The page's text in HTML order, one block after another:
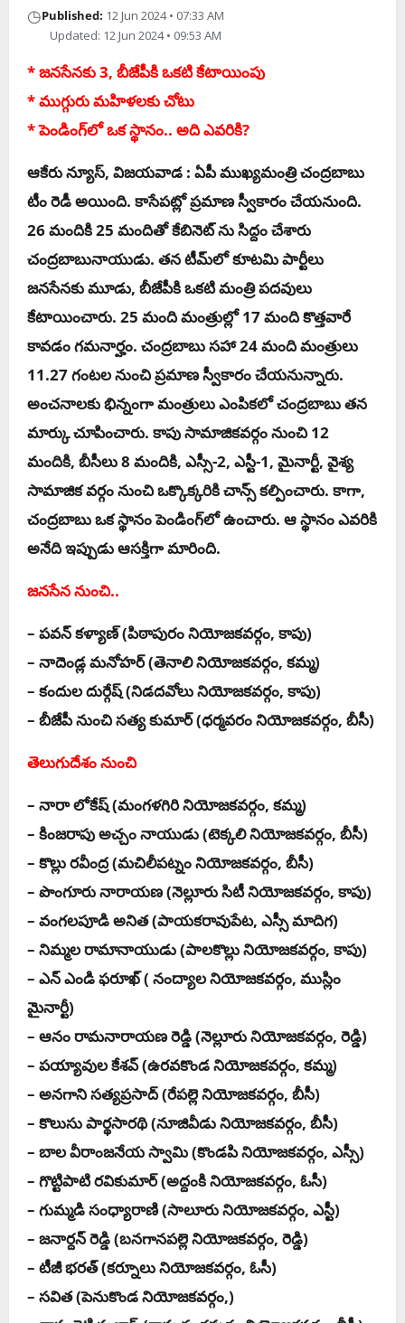
◷Published: 12 Jun 2024 • 07:33 AM
Updated: 12 Jun 2024 • 09:53 AM
* జ‌న‌సేన‌కు 3, బీజేపీకి ఒక‌టి కేటాయింపు
* ముగ్గురు మ‌హిళ‌ల‌కు చోటు
* పెండింగ్‌లో ఒక స్థానం.. అది ఎవ‌రికి?
ఆకేరు న్యూస్‌, విజ‌య‌వాడ : ఏపీ ముఖ్య‌మంత్రి చంద్ర‌బాబు
టీం రెడీ అయింది. కాసేప‌ట్లో ప్ర‌మాణ స్వీకారం చేయ‌నుంది.
26 మందికి 25 మందితో కేబినెట్ ను సిద్దం చేశారు
చంద్ర‌బాబునాయుడు. త‌న టీమ్‌లో కూట‌మి పార్టీలు
జ‌న‌సేన‌కు మూడు, బీజేపీకి ఒకటి మంత్రి ప‌ద‌వులు
కేటాయించారు. 25 మంది మంత్రుల్లో 17 మంది కొత్త‌వారే
కావ‌డం గ‌మ‌నార్హం. చంద్ర‌బాబు స‌హా 24 మంది మంత్రులు
11.27 గంట‌ల నుంచి ప్ర‌మాణ స్వీకారం చేయ‌నున్నారు.
అంచనాలకు భిన్నంగా మంత్రులు ఎంపికలో చంద్రబాబు తన
మార్కు చూపించారు. కాపు సామాజిక‌వ‌ర్గం నుంచి 12
మందికి, బీసీలు 8 మందికి, ఎస్సీ-2, ఎస్టీ-1, మైనార్టీ, వైశ్య
సామాజిక వ‌ర్గం నుంచి ఒక్కొక్క‌రికి చాన్స్ క‌ల్పించారు. కాగా,
చంద్ర‌బాబు ఒక స్థానం పెండింగ్‌లో ఉంచారు. ఆ స్థానం ఎవ‌రికి
అనేది ఇప్పుడు ఆస‌క్తిగా మారింది.
జనసేన నుంచి..
– పవన్ కళ్యాణ్ (పిఠాపురం నియోజ‌క‌వ‌ర్గం, కాపు)
– నాదెండ్ల మనోహర్ (తెనాలి నియోజ‌క‌వ‌ర్గం, క‌మ్మ‌)
– కందుల దుర్గేష్ (నిడ‌ద‌వోలు నియోజ‌క‌వ‌ర్గం, కాపు)
– బీజేపీ నుంచి సత్య కుమార్ (ధ‌ర్మ‌వ‌రం నియోజ‌క‌వ‌ర్గం, బీసీ)
తెలుగుదేశం నుంచి
– నారా లోకేష్ (మంగ‌ళ‌గిరి నియోజ‌క‌వ‌ర్గం, క‌మ్మ‌)
– కింజ‌రాపు అచ్చం నాయుడు (టెక్క‌లి నియోజ‌క‌వ‌ర్గం, బీసీ)
– కొల్లు రవీంద్ర (మ‌చిలీప‌ట్నం నియోజ‌క‌వ‌ర్గం, బీసీ)
– పొంగూరు నారాయణ (నెల్లూరు సిటీ నియోజ‌క‌వ‌ర్గం, కాపు)
– వంగలపూడి అనిత (పాయ‌క‌రావుపేట‌, ఎస్సీ మాదిగ‌)
– నిమ్మ‌ల రామానాయుడు (పాల‌కొల్లు నియోజ‌క‌వ‌ర్గం, కాపు)
– ఎన్ ఎండి ఫ‌రూఖ్ ( నంద్యాల నియోజ‌క‌వ‌ర్గం, ముస్లిం
మైనార్టీ)
– ఆనం రామనారాయణ రెడ్డి (నెల్లూరు నియోజ‌క‌వ‌ర్గం, రెడ్డి)
– పయ్యావుల కేశవ్ (ఉర‌వ‌కొండ నియోజ‌క‌వ‌ర్గం, క‌మ్మ‌)
– అనగాని సత్యప్రసాద్ (రేప‌ల్లె నియోజ‌క‌వ‌ర్గం, బీసీ)
– కొలుసు పార్థసారథి (నూజివీడు నియోజ‌క‌వ‌ర్గం, బీసీ)
– బాల వీరాంజనేయ స్వామి (కొండ‌పి నియోజ‌క‌వ‌ర్గం, ఎస్సీ)
– గొట్టిపాటి రవికుమార్ (అద్దంకి నియోజ‌క‌వ‌ర్గం, ఓసీ)
– గుమ్మడి సంధ్యారాణి (సాలూరు నియోజ‌క‌వ‌ర్గం, ఎస్టీ)
– జనార్దన్ రెడ్డి (బ‌న‌గాన‌ప‌ల్లె నియోజ‌క‌వ‌ర్గం, రెడ్డి)
– టీజీ భరత్ (క‌ర్నూలు నియోజ‌క‌వ‌ర్గం, ఓసీ)
– స‌విత (పెనుకొండ నియోజ‌క‌వ‌ర్గం,)